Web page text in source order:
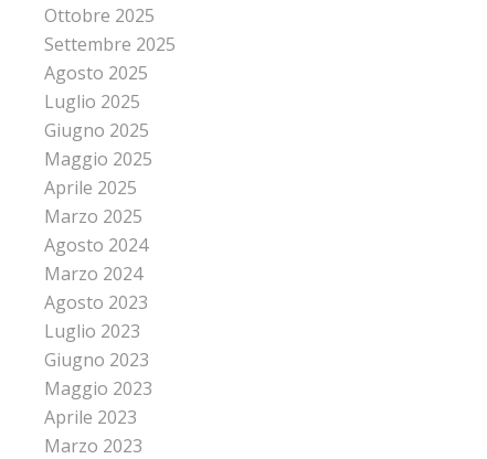
Ottobre 2025
Settembre 2025
Agosto 2025
Luglio 2025
Giugno 2025
Maggio 2025
Aprile 2025
Marzo 2025
Agosto 2024
Marzo 2024
Agosto 2023
Luglio 2023
Giugno 2023
Maggio 2023
Aprile 2023
Marzo 2023